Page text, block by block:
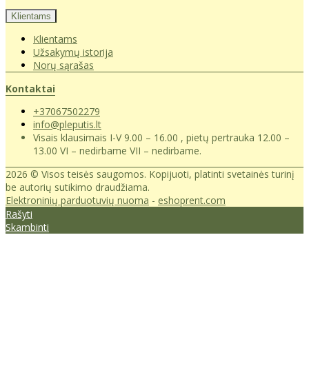
Klientams
Klientams
Užsakymų istorija
Norų sąrašas
Kontaktai
+37067502279
info@pleputis.lt
Visais klausimais I-V 9.00 – 16.00 , pietų pertrauka 12.00 –
13.00 VI – nedirbame VII – nedirbame.
2026 © Visos teisės saugomos. Kopijuoti, platinti svetainės turinį
be autorių sutikimo draudžiama.
Elektroninių parduotuvių nuoma - eshoprent.com
Rašyti
Skambinti